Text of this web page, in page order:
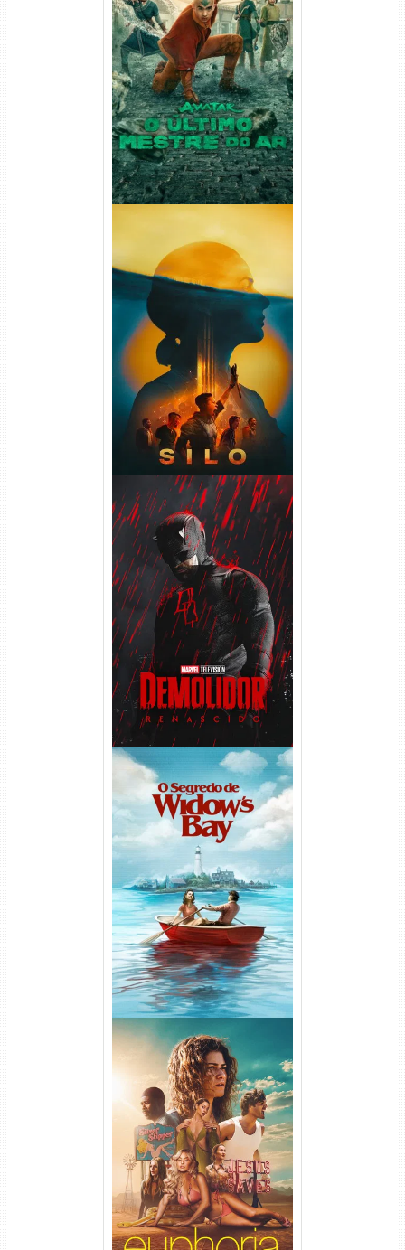
Avatar: O Último Mestre do
Ar 2ª Temporada Torrent
(2026) WEB-DL 1080p Dual
Áudio
Silo 2ª Temporada (2024)
WEB-DL 1080p Dual Áudio
Demolidor: Renascido 2ª
Temporada (2026) WEB-DL
1080p Dual Áudio
O Segredo de Widow’s Bay
1ª Temporada Torrent (2026)
WEB-DL 1080p Dual Áudio
Euphoria 3ª Temporada
Torrent (2026) WEB-DL 1080p
Dual Áudio